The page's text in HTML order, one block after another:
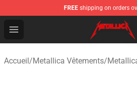
FREE shipping on orders
Open menu
Metallica Store - Official
Accueil/Metallica Vêtements/